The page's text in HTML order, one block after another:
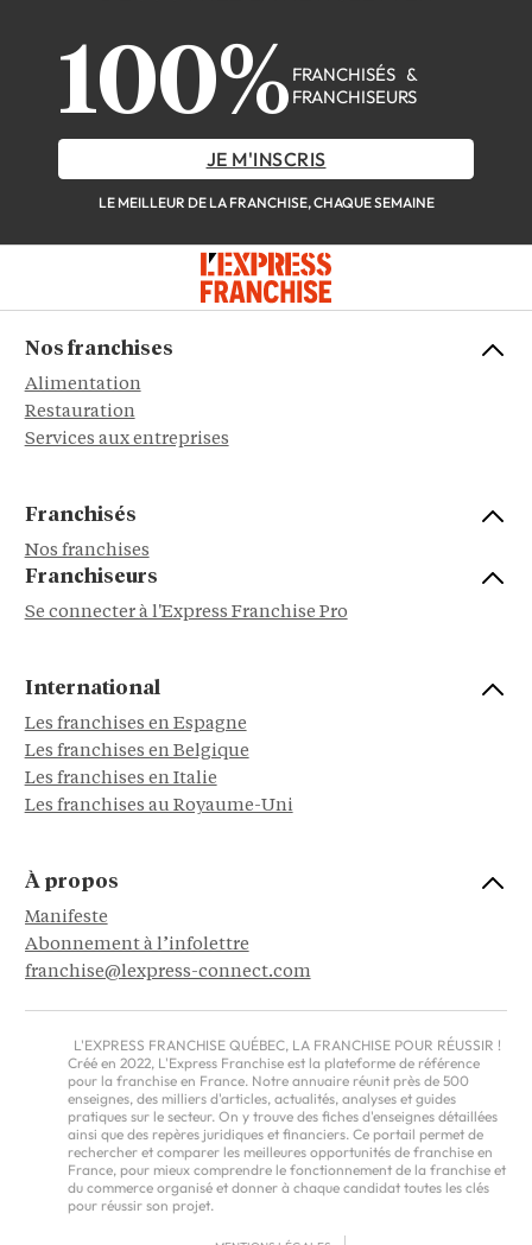
100% FRANCHISÉS &
FRANCHISEURS
JE M'INSCRIS
LE MEILLEUR DE LA FRANCHISE, CHAQUE SEMAINE
Nos franchises
Alimentation
Restauration
Services aux entreprises
Franchisés
Nos franchises
Franchiseurs
Se connecter à l'Express Franchise Pro
International
Les franchises en Espagne
Les franchises en Belgique
Les franchises en Italie
Les franchises au Royaume-Uni
À propos
Manifeste
Abonnement à l’infolettre
franchise@lexpress-connect.com
L'EXPRESS FRANCHISE QUÉBEC, LA FRANCHISE POUR RÉUSSIR !
Créé en 2022, L'Express Franchise est la plateforme de référence
pour la franchise en France. Notre annuaire réunit près de 500
enseignes, des milliers d'articles, actualités, analyses et guides
pratiques sur le secteur. On y trouve des fiches d'enseignes détaillées
ainsi que des repères juridiques et financiers. Ce portail permet de
rechercher et comparer les meilleures opportunités de franchise en
France, pour mieux comprendre le fonctionnement de la franchise et
du commerce organisé et donner à chaque candidat toutes les clés
pour réussir son projet.